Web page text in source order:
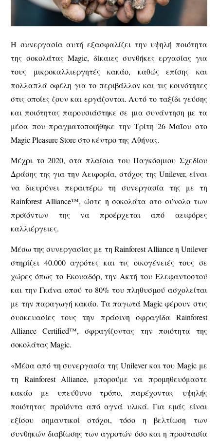
Η συνεργασία αυτή εξασφαλίζει την υψηλή ποιότητα
της σοκολάτας Magic, δίκαιες συνθήκες εργασίας για
τους μικροκαλλιεργητές κακάο, καθώς επίσης και
πολλαπλά οφέλη για το περιβάλλον και τις κοινότητες
στις οποίες ζουν και εργάζονται. Αυτό το ταξίδι γεύσης
και ποιότητας παρουσιάστηκε σε μια συνάντηση με τα
μέσα που πραγματοποιήθηκε την Τρίτη 26 Μαΐου στο
Magic Pleasure Store στο κέντρο της Αθήνας.
Μέχρι το 2020, στα πλαίσια του Παγκόσμιου Σχεδίου
Δράσης της για την Αειφορία, στόχος της Unilever, είναι
να διευρύνει περαιτέρω τη συνεργασία της με τη
Rainforest Alliance™, ώστε η σοκολάτα στο σύνολο των
προϊόντων της να προέρχεται από αειφόρες
καλλιέργειες.
Μέσω της συνεργασίας με τη Rainforest Alliance η Unilever
στηρίζει 40.000 αγρότες και τις οικογένειές τους σε
χώρες όπως το Εκουαδόρ, την Ακτή του Ελεφαντοστού
και την Γκάνα οπού το 80% του πληθυσμού ασχολείται
με την παραγωγή κακάο. Tα παγωτά Magic φέρουν στις
συσκευασίες τους την πράσινη σφραγίδα Rainforest
Alliance Certified™, σφραγίζοντας την ποιότητα της
σοκολάτας Magic.
«Μέσα από τη συνεργασία της Unilever και του Magic με
τη Rainforest Alliance, μπορούμε να προμηθευόμαστε
κακάο με υπεύθυνο τρόπο, παρέχοντας υψηλής
ποιότητας προϊόντα από αγνά υλικά. Για εμάς είναι
εξίσου σημαντικοί στόχοι, τόσο η βελτίωση των
συνθηκών διαβίωσης των αγροτών όσο και η προστασία